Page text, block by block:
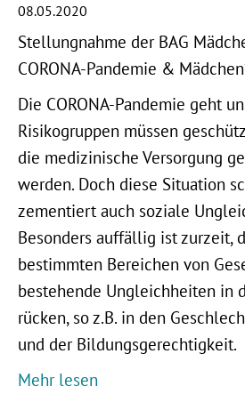
08.05.2020
Stellungnahme der BAG
CORONA-Pandemie &
Die CORONA-Pandemie geht
Risikogruppen müssen
die medizinische Versorgung
werden. Doch diese Situation
zementiert auch soziale
Besonders auffällig ist zurzeit,
bestimmten Bereichen von
bestehende Ungleichheiten in
rücken, so z.B. in den
und der Bildungsgerechtigkeit.
Mehr lesen